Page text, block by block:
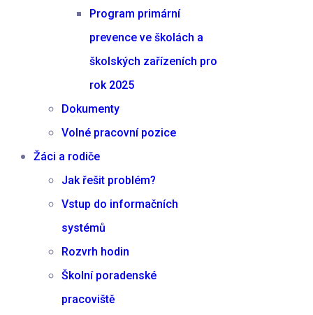
Program primární
prevence ve školách a
školských zařízeních pro
rok 2025
Dokumenty
Volné pracovní pozice
Žáci a rodiče
Jak řešit problém?
Vstup do informačních
systémů
Rozvrh hodin
Školní poradenské
pracoviště